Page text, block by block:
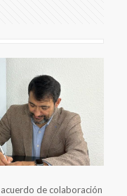
de colaboración